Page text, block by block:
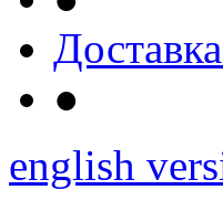
●
english